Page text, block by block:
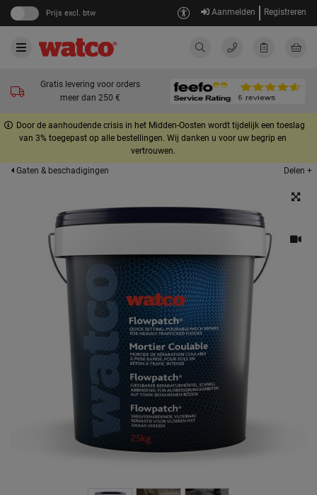
Prijs excl. btw Aanmelden Registreren
Gratis levering voor orders
meer dan 250 €
Door de aanhoudende crisis in het Midden-Oosten wordt tijdelijk een toeslag
van 3% toegepast op alle bestellingen. Wij danken u voor uw begrip en
vertrouwen.
Gaten & beschadigingen
Delen +